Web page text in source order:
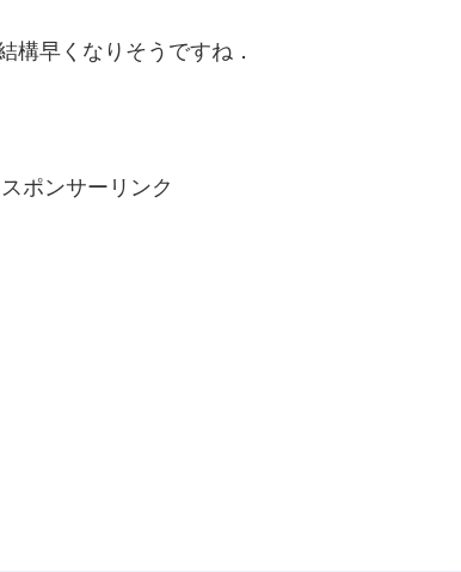
構早くなりそうですね．
スポンサーリンク